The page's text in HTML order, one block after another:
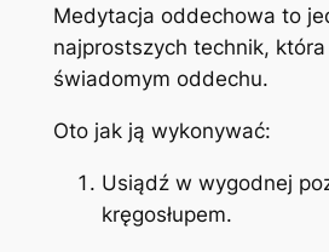
Medytacja oddechowa to
najprostszych technik,
świadomym oddechu.
Oto jak ją wykonywać:
Usiądź w wygodnej
kręgosłupem.